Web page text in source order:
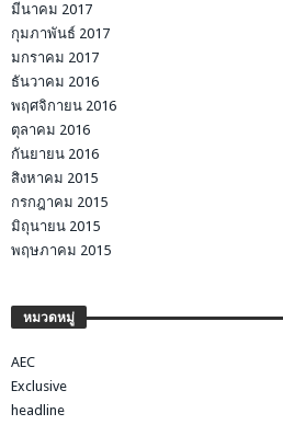
มีนาคม 2017
กุมภาพันธ์ 2017
มกราคม 2017
ธันวาคม 2016
พฤศจิกายน 2016
ตุลาคม 2016
กันยายน 2016
สิงหาคม 2015
กรกฎาคม 2015
มิถุนายน 2015
พฤษภาคม 2015
หมวดหมู่
AEC
Exclusive
headline